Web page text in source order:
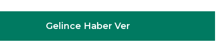
Gelince Haber Ver